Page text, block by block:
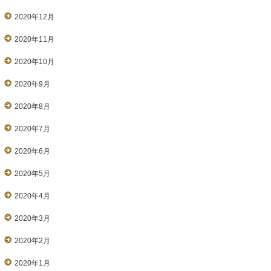
2020年12月
2020年11月
2020年10月
2020年9月
2020年8月
2020年7月
2020年6月
2020年5月
2020年4月
2020年3月
2020年2月
2020年1月